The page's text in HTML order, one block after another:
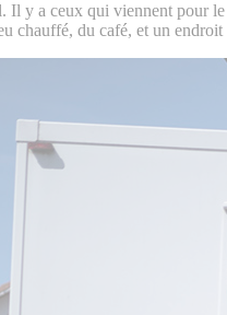
Il y a ceux qui viennent pour
chauffé, du café, et un